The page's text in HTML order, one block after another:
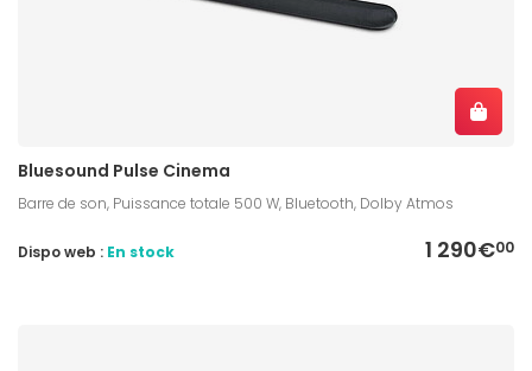
Bluesound Pulse Cinema
Barre de son, Puissance totale 500 W, Bluetooth, Dolby Atmos
1 290€00
Dispo web : En stock